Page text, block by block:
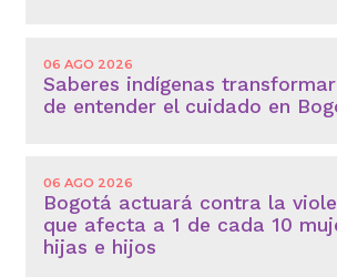
06 AGO 2026
Saberes indígenas
de entender el cuidado en
06 AGO 2026
Bogotá actuará contra la
que afecta a 1 de cada 10
hijas e hijos